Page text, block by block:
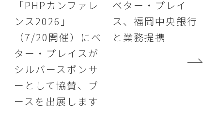
「PHPカンファレ
ンス2026」
（7/20開催）にベ
ター・プレイスが
シルバースポンサ
ーとして協賛、ブ
ースを出展します
ベター・プレイ
ス、福岡中央銀行
と業務提携